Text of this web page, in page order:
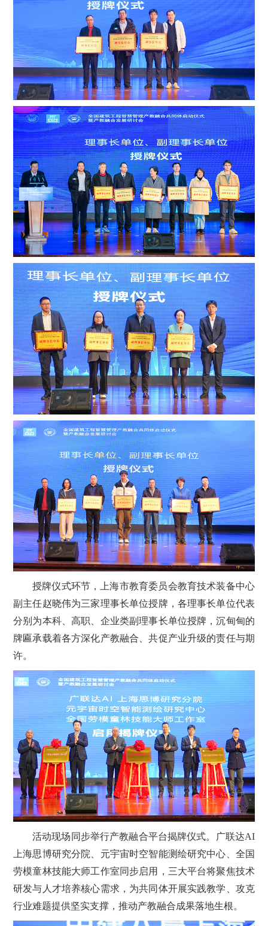
授牌仪式环节，上海市教育委员会教育技术装备中心
副主任赵晓伟为三家理事长单位授牌，各理事长单位代表
分别为本科、高职、企业类副理事长单位授牌，沉甸甸的
牌匾承载着各方深化产教融合、共促产业升级的责任与期
许。
活动现场同步举行产教融合平台揭牌仪式。广联达AI
上海思博研究分院、元宇宙时空智能测绘研究中心、全国
劳模童林技能大师工作室同步启用，三大平台将聚焦技术
研发与人才培养核心需求，为共同体开展实践教学、攻克
行业难题提供坚实支撑，推动产教融合成果落地生根。